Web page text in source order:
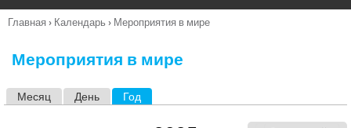
п
Вы
Главная › Календарь › Мероприятия в мире
Мероприятия в мире
Месяц День Год